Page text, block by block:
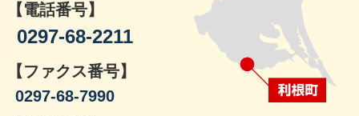
【電話番号】
0297-68-2211
【ファクス番号】
0297-68-7990